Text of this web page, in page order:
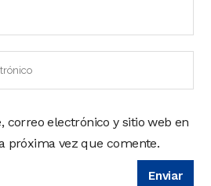
correo electrónico y sitio web en
próxima vez que comente.